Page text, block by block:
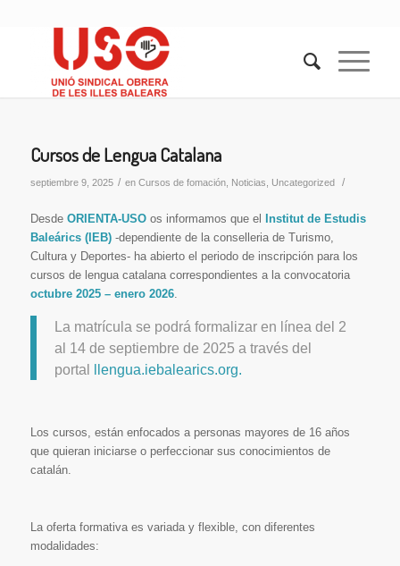
Cursos de Lengua Catalana
septiembre 9, 2025 / en Cursos de fomación, Noticias Uncategorized /
Desde ORIENTA-USOos informamos que el
Institut de Estudis
Baleárics (IEB)-dependiente de la conselleria de Turismo,
Cultura y Deportes- ha abierto el periodo de inscripción para los
cursos de lengua catalana correspondientes a la convocatoria
octubre 2025 – enero 2026.
La matrícula se podrá formalizar en línea del 2
al 14 de septiembre de 2025 a través del
portal llengua.iebalearics.org.
Los cursos, están enfocados a personas mayores de 16 años
que quieran iniciarse o perfeccionar sus conocimientos de
catalán.
La oferta formativa es variada y flexible, con diferentes
modalidades: